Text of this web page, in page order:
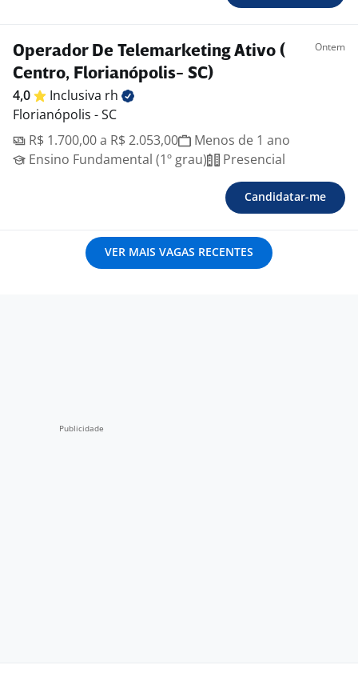
Operador De Telemarketing Ativo (
Centro, Florianópolis- SC)
Ontem
4,0 Inclusiva rh
Florianópolis - SC
R$ 1.700,00 a R$ 2.053,00
Menos de 1 ano
Ensino Fundamental (1º grau)
Presencial
Candidatar-me
VER MAIS VAGAS RECENTES